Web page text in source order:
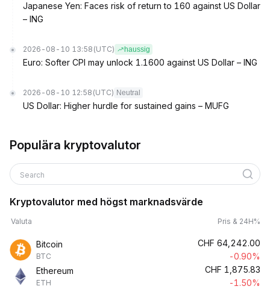
Japanese Yen: Faces risk of return to 160 against US Dollar
– ING
2026-08-10 13:58 (UTC) haussig
Euro: Softer CPI may unlock 1.1600 against US Dollar – ING
2026-08-10 12:58 (UTC) Neutral
US Dollar: Higher hurdle for sustained gains – MUFG
Populära kryptovalutor
Search
Kryptovalutor med högst marknadsvärde
Valuta Pris & 24H%
Bitcoin
BTC
CHF 64,242.00
-0.90%
Ethereum
ETH
CHF 1,875.83
-1.50%